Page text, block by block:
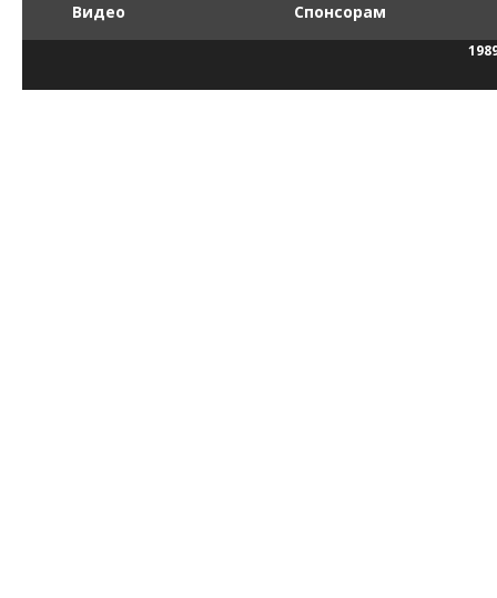
Видео
Спонсорам